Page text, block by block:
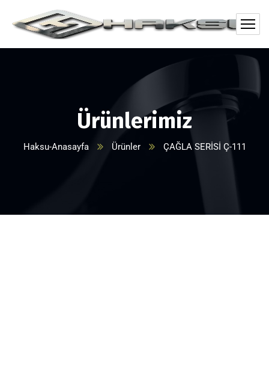
Ürünlerimiz
Haksu-Anasayfa Ürünler ÇAĞLA SERİSİ Ç-111